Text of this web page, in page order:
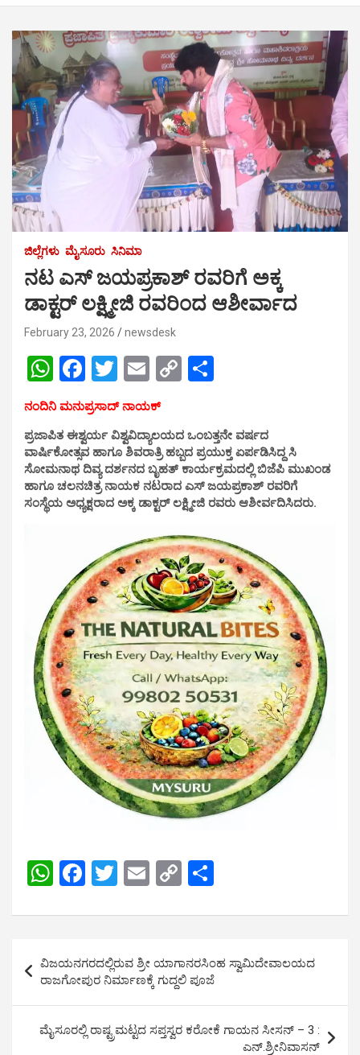
ಜಿಲ್ಲೆಗಳು ಮೈಸೂರು ಸಿನಿಮಾ
ನಟ ಎಸ್ ಜಯಪ್ರಕಾಶ್ ರವರಿಗೆ ಅಕ್ಕ
ಡಾಕ್ಟರ್ ಲಕ್ಷ್ಮೀಜಿ ರವರಿಂದ ಆಶೀರ್ವಾದ
February 23, 2026 newsdesk
W
h
at
s
A
p
F
a
ce
b
o
o
k
T
wi
tt
er
E
m
ail
C
Li
n
k
e
ನಂದಿನಿ ಮನುಪ್ರಸಾದ್ ನಾಯಕ್
ಪ್ರಜಾಪಿತ ಈಶ್ವರ್ಯ ವಿಶ್ವವಿದ್ಯಾಲಯದ ಒಂಬತ್ತನೇ ವರ್ಷದ
ವಾರ್ಷಿಕೋತ್ಸವ ಹಾಗೂ ಶಿವರಾತ್ರಿ ಹಬ್ಬದ ಪ್ರಯುಕ್ತ ಏರ್ಪಡಿಸಿದ್ದ ಸಿ
ಸೋಮನಾಥ ದಿವ್ಯ ದರ್ಶನದ ಬೃಹತ್ ಕಾರ್ಯಕ್ರಮದಲ್ಲಿ ಬಿಜೆಪಿ ಮುಖಂಡ
ಹಾಗೂ ಚಲನಚಿತ್ರ ನಾಯಕ ನಟರಾದ ಎಸ್ ಜಯಪ್ರಕಾಶ್ ರವರಿಗೆ
ಸಂಸ್ಥೆಯ ಅಧ್ಯಕ್ಷರಾದ ಅಕ್ಕ ಡಾಕ್ಟರ್ ಲಕ್ಷ್ಮೀಜಿ ರವರು ಆಶೀರ್ವದಿಸಿದರು.
W
at
A
p
p
F
ce
b
o
o
k
T
tt
er
E
ail
C
py
Li
n
k
ar
e
navigation
ವಿಜಯನಗರದಲ್ಲಿರುವ ಶ್ರೀ ಯಾಗಾನರಸಿಂಹ ಸ್ವಾಮಿದೇವಾಲಯದ
ರಾಜಗೋಪುರ ನಿರ್ಮಾಣಕ್ಕೆ ಗುದ್ದಲಿ ಪೂಜೆ
ಮೈಸೂರಲ್ಲಿ ರಾಷ್ಟ್ರಮಟ್ಟದ ಸಪ್ತಸ್ವರ ಕರೋಕೆ ಗಾಯನ ಸೀಸನ್ – 3 :
ಎನ್.ಶ್ರೀನಿವಾಸನ್